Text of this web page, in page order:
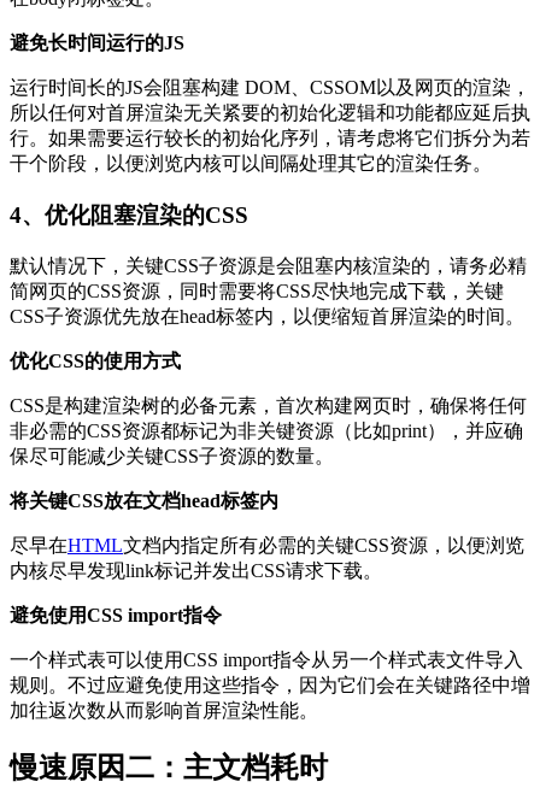
避免长时间运行的JS
运行时间长的JS会阻塞构建 DOM、CSSOM以及网页的渲染，
所以任何对首屏渲染无关紧要的初始化逻辑和功能都应延后执
行。如果需要运行较长的初始化序列，请考虑将它们拆分为若
干个阶段，以便浏览内核可以间隔处理其它的渲染任务。
4、优化阻塞渲染的CSS
默认情况下，关键CSS子资源是会阻塞内核渲染的，请务必精
简网页的CSS资源，同时需要将CSS尽快地完成下载，关键
CSS子资源优先放在head标签内，以便缩短首屏渲染的时间。
优化CSS的使用方式
CSS是构建渲染树的必备元素，首次构建网页时，确保将任何
非必需的CSS资源都标记为非关键资源（比如print），并应确
保尽可能减少关键CSS子资源的数量。
将关键CSS放在文档head标签内
尽早在HTML文档内指定所有必需的关键CSS资源，以便浏览
内核尽早发现link标记并发出CSS请求下载。
避免使用CSS import指令
一个样式表可以使用CSS import指令从另一个样式表文件导入
规则。不过应避免使用这些指令，因为它们会在关键路径中增
加往返次数从而影响首屏渲染性能。
慢速原因二：主文档耗时